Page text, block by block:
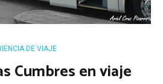
DE VIAJE
Cumbres en viaje